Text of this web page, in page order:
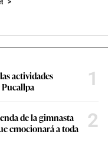
actividades
1
de la gimnasta
emocionará a toda
2